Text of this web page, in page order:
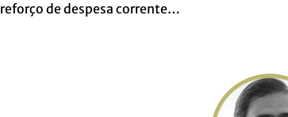
reforço de despesa corrente…